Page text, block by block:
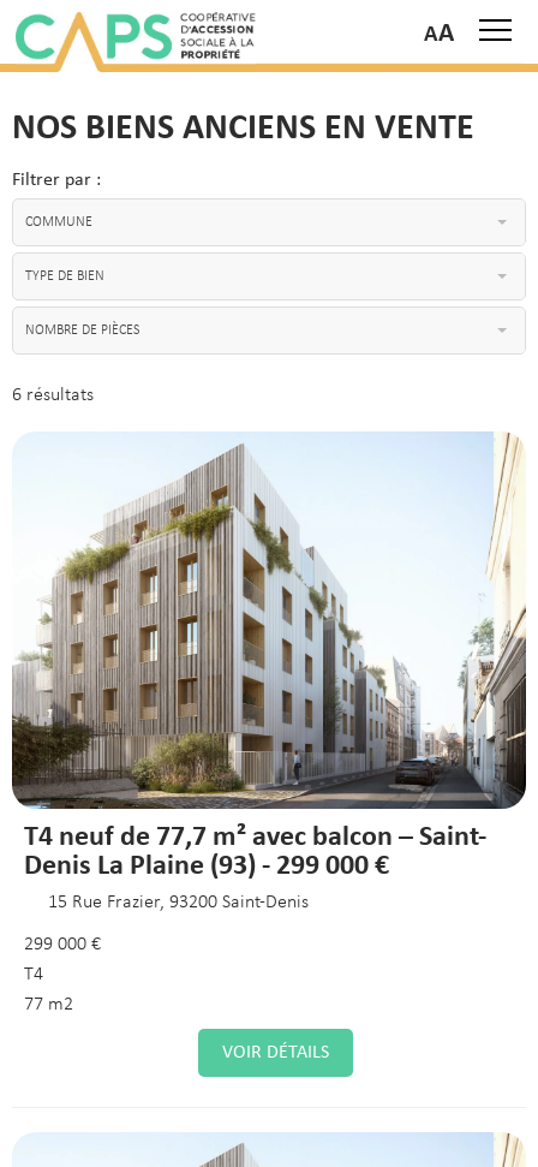
NOS BIENS ANCIENS EN VENTE
Filtrer par :
COMMUNE
TYPE DE BIEN
NOMBRE DE PIÈCES
6 résultats
T4 neuf de 77,7 m² avec balcon – Saint-
Denis La Plaine (93) - 299 000 €
15 Rue Frazier, 93200 Saint-Denis
299 000 €
T4
77 m2
VOIR DÉTAILS
A